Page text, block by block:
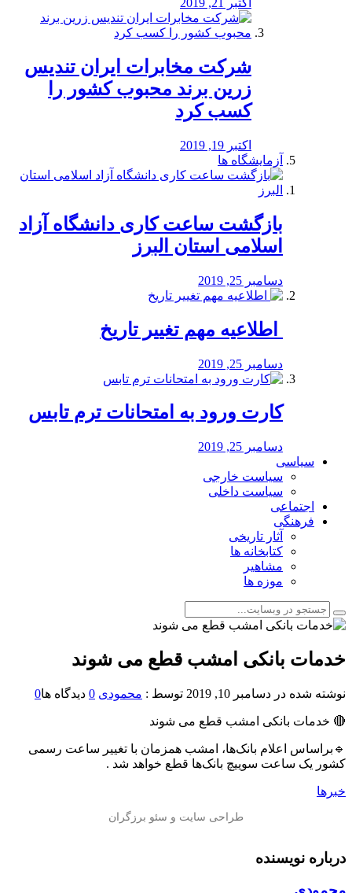
اکتبر 21, 2019
شرکت مخابرات ایران تندیس
زرین برند محبوب کشور را
کسب کرد
اکتبر 19, 2019
آزمایشگاه ها
بازگشت ساعت کاری دانشگاه آزاد
اسلامی استان البرز
دسامبر 25, 2019
️ اطلاعیه مهم تغییر تاریخ
دسامبر 25, 2019
کارت ورود به امتحانات ترم تابس
دسامبر 25, 2019
سیاسی
سیاست خارجی
سیاست داخلی
اجتماعی
فرهنگی
آثار تاریخی
کتابخانه ها
مشاهیر
موزه ها
خدمات بانکی امشب قطع می شوند
نوشته شده در دسامبر 10, 2019 توسط : محمودی 0 دیدگاه ها0
🔴 خدمات بانکی امشب قطع می شوند
🔹براساس اعلام بانک‌ها، امشب همزمان با تغییر ساعت رسمی
کشور یک ساعت سوییچ بانک‌ها قطع خواهد شد .
خبرها
درباره نویسنده